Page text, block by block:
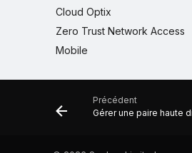
Cloud Optix
Zero Trust Network Access
Mobile
Précédent
Gérer une paire haute